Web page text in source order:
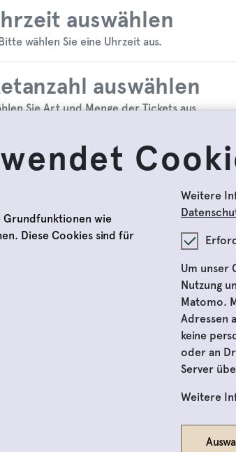
Grundfunktionen wie
Diese Cookies sind für
Weitere
Um unser
Nutzung
Matomo.
Adressen
keine
oder an
Server
Weitere
auswählen
wählen Sie eine Uhrzeit aus.
auswählen
Sie Art und Menge der Tickets aus.
hinzufügen